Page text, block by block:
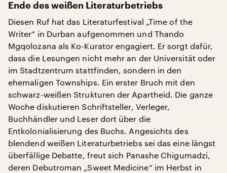
Ende des weißen Literaturbetriebs
Diesen Ruf hat das Literaturfestival „Time of the
Writer“ in Durban aufgenommen und Thando
Mgqolozana als Ko-Kurator engagiert. Er sorgt dafür,
dass die Lesungen nicht mehr an der Universität oder
im Stadtzentrum stattfinden, sondern in den
ehemaligen Townships. Ein erster Bruch mit den
schwarz-weißen Strukturen der Apartheid. Die ganze
Woche diskutieren Schriftsteller, Verleger,
Buchhändler und Leser dort über die
Entkolonialisierung des Buchs. Angesichts des
blendend weißen Literaturbetriebs sei das eine längst
überfällige Debatte, freut sich Panashe Chigumadzi,
deren Debutroman „Sweet Medicine“ im Herbst in